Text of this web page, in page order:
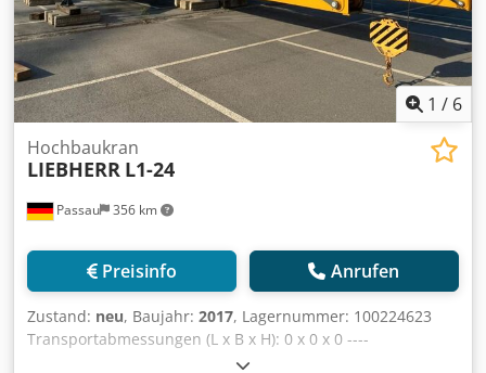
1 / 6
Passau 356 km
Hochbaukran
LIEBHERR L1-24
Preisinfo Anrufen
Zustand: neu, Baujahr: 2017, Lagernummer: 100224623
Transportabmessungen (L x B x H): 0 x 0 x 0 ----
Grundausstattung: 1b) Grundausführung mit 27,0 m